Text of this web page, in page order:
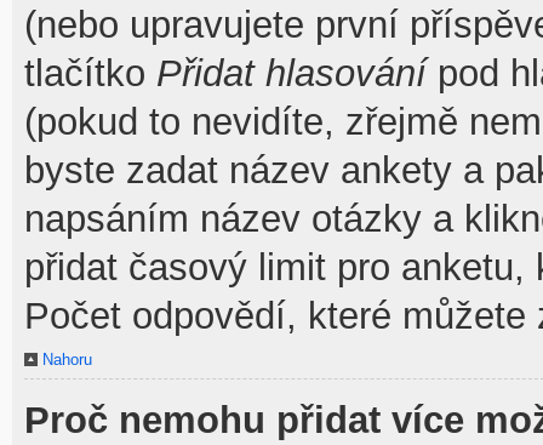
(nebo upravujete první
tlačítko Přidat hlasovánípod
(pokud to nevidíte, zřejmě
byste zadat název ankety a
napsáním název otázky a
přidat časový limit pro
Počet odpovědí, které
Nahoru
Proč nemohu přidat více